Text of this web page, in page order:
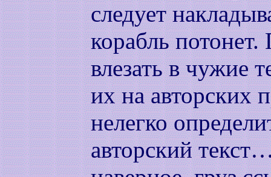
следует
корабль
влезать в чужие
их на авторских
нелегко
авторский